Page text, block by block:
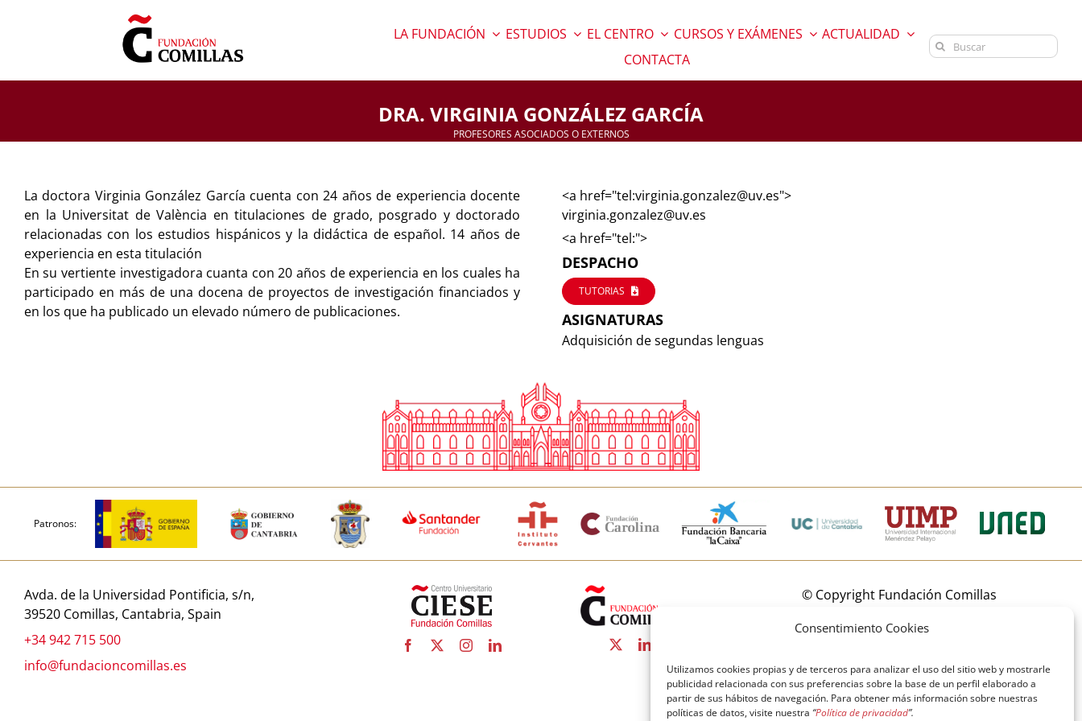
Consentimiento Cookies
Utilizamos cookies propias y de terceros para analizar el uso del sitio web y mostrarle
publicidad relacionada con sus preferencias sobre la base de un perfil elaborado a
partir de sus hábitos de navegación. Para obtener más información sobre nuestras
políticas de datos, visite nuestra “Política de privacidad”.
LA FUNDACIÓN ESTUDIOS EL CENTRO CURSOS Y EXÁMENES
ACTUALIDAD
CONTACTA
Buscar:
DRA. VIRGINIA GONZÁLEZ GARCÍA
PROFESORES ASOCIADOS O EXTERNOS
La doctora Virginia González García cuenta con 24 años de experiencia docente
en la Universitat de València en titulaciones de grado, posgrado y doctorado
relacionadas con los estudios hispánicos y la didáctica de español. 14 años de
experiencia en esta titulación
En su vertiente investigadora cuanta con 20 años de experiencia en los cuales ha
participado en más de una docena de proyectos de investigación financiados y
en los que ha publicado un elevado número de publicaciones.
<a href="tel:virginia.gonzalez@uv.es">
virginia.gonzalez@uv.es
<a href="tel:">
DESPACHO
TUTORIAS
ASIGNATURAS
Adquisición de segundas lenguas
Patronos:
Avda. de la Universidad Pontificia, s/n,
39520 Comillas, Cantabria, Spain
+34 942 715 500
info@fundacioncomillas.es
© Copyright Fundación Comillas
Política de cookies
Política de privacidad